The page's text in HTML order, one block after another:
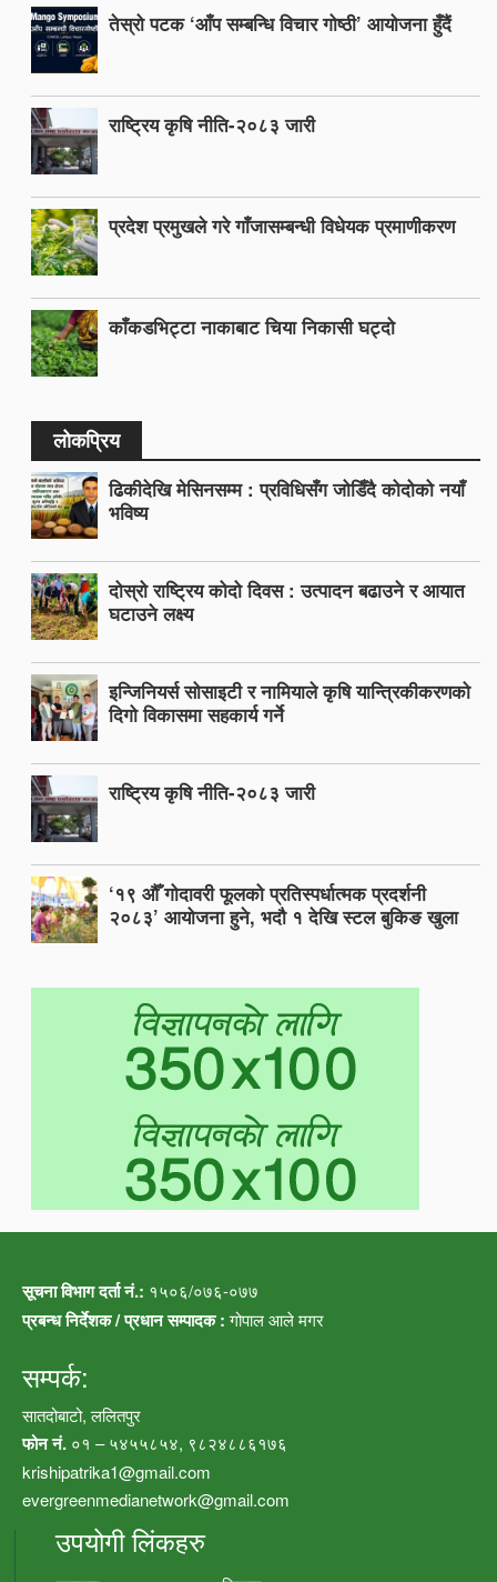
तेस्रो पटक ‘आँप सम्बन्धि विचार गोष्ठी’ आयोजना हुँदैं
राष्ट्रिय कृषि नीति-२०८३ जारी
प्रदेश प्रमुखले गरे गाँजासम्बन्धी विधेयक प्रमाणीकरण
काँकडभिट्टा नाकाबाट चिया निकासी घट्दो
लोकप्रिय
ढिकीदेखि मेसिनसम्म : प्रविधिसँग जोडिँदै कोदोको नयाँ
भविष्य
दोस्रो राष्ट्रिय कोदो दिवस : उत्पादन बढाउने र आयात
घटाउने लक्ष्य
इन्जिनियर्स सोसाइटी र नामियाले कृषि यान्त्रिकीकरणको
दिगो विकासमा सहकार्य गर्ने
राष्ट्रिय कृषि नीति-२०८३ जारी
‘१९ औँ गोदावरी फूलको प्रतिस्पर्धात्मक प्रदर्शनी
२०८३’ आयोजना हुने, भदौ १ देखि स्टल बुकिङ खुला
सूचना विभाग दर्ता नं.: १५०६/०७६-०७७
प्रबन्ध निर्देशक / प्रधान सम्पादक :गोपाल आले मगर
सम्पर्क:
सातदोबाटो, ललितपुर
फोन नं. ०१ – ५४५५८५४, ९८२४८८६१७६
krishipatrika1@gmail.com
evergreenmedianetwork@gmail.com
उपयोगी लिंकहरु